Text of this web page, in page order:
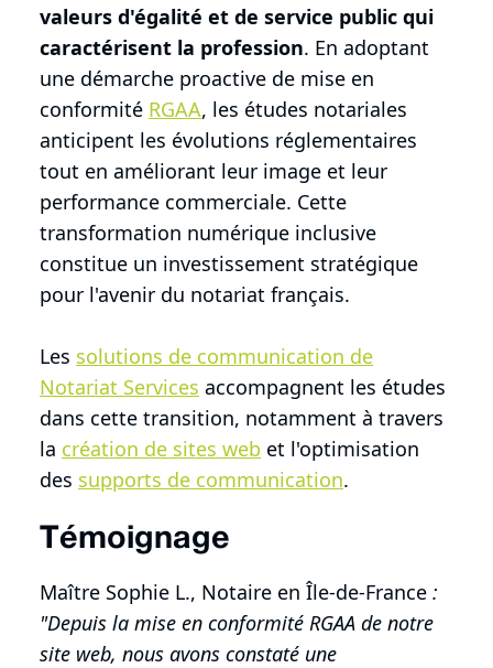
valeurs d'égalité et de service public qui
caractérisent la profession. En adoptant
une démarche proactive de mise en
conformité RGAA, les études notariales
anticipent les évolutions réglementaires
tout en améliorant leur image et leur
performance commerciale. Cette
transformation numérique inclusive
constitue un investissement stratégique
pour l'avenir du notariat français.
Les solutions de communication de
Notariat Services accompagnent les études
dans cette transition, notamment à travers
la création de sites web et l'optimisation
des supports de communication.
Témoignage
Maître Sophie L., Notaire en Île-de-France :
"Depuis la mise en conformité RGAA de notre
site web, nous avons constaté une